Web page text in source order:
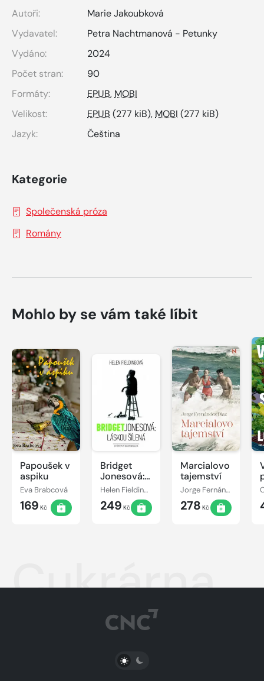
Autoři:
Marie Jakoubková
Vydavatel:
Petra Nachtmanová - Petunky
Vydáno:
2024
Počet stran:
90
Formáty:
EPUB,MOBI
Velikost:
EPUB (277 kiB),MOBI (277 kiB)
Jazyk:
Čeština
Kategorie
Společenská próza
Romány
Mohlo by se vám také líbit
Papoušek v
aspiku
Eva Brabcová
169 Kč
Bridget
Jonesová:
láskou
Helen Fieldingová
249 Kč
Marcialovo
tajemství
Jorge Fernández Díaz
278 Kč
Cukrárna
PŘEPNOUT SVĚTLÝ/TMAVÝ REŽIM